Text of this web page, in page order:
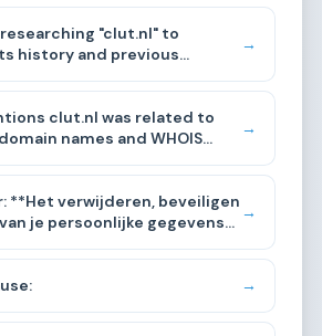
"clut.nl" to
history and previous
name quarantine
WHOIS registration. I'll use
while focusing on the
→
clut.nl was related to
names and WHOIS
meaning something like
"junk" — but also relates to
contexts. Given the
to find the right sub-sub-
→
**Het verwijderen, beveiligen
je persoonlijke gegevens
verwijderen van het
yourself from the
→
→